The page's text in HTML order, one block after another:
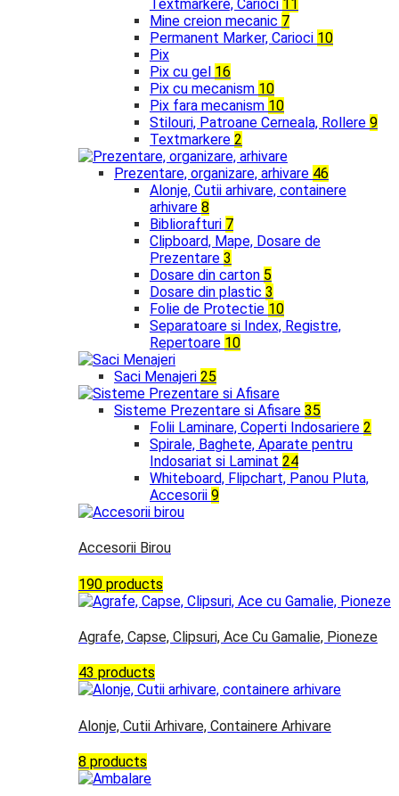
Textmarkere, Carioci 11
Mine creion mecanic 7
Permanent Marker, Carioci 10
Pix
Pix cu gel 16
Pix cu mecanism 10
Pix fara mecanism 10
Stilouri, Patroane Cerneala, Rollere 9
Textmarkere 2
Prezentare, organizare, arhivare 46
Alonje, Cutii arhivare, containere
arhivare 8
Bibliorafturi 7
Clipboard, Mape, Dosare de
Prezentare 3
Dosare din carton 5
Dosare din plastic 3
Folie de Protectie 10
Separatoare si Index, Registre,
Repertoare 10
Saci Menajeri 25
Sisteme Prezentare si Afisare 35
Folii Laminare, Coperti Indosariere 2
Spirale, Baghete, Aparate pentru
Indosariat si Laminat 24
Whiteboard, Flipchart, Panou Pluta,
Accesorii 9
Accesorii Birou
190 products
Agrafe, Capse, Clipsuri, Ace Cu Gamalie, Pioneze
43 products
Alonje, Cutii Arhivare, Containere Arhivare
8 products